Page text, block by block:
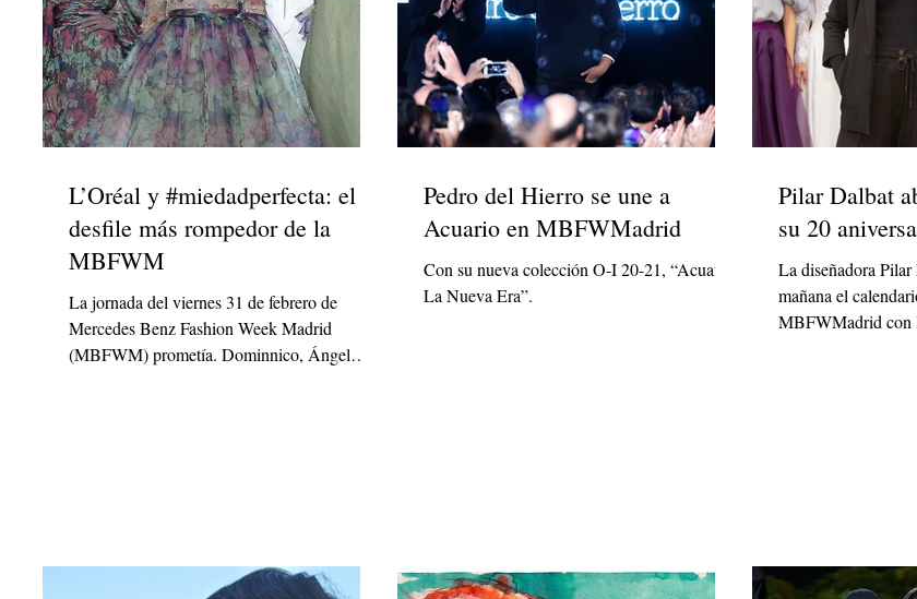
L’Oréal y #miedadperfecta: el
desfile más rompedor de la
MBFWM
La jornada del viernes 31 de febrero de
Mercedes Benz Fashion Week Madrid
(MBFWM) prometía. Dominnico, Ángel
Pedro del Hierro se une a
Acuario en MBFWMadrid
Con su nueva colección O-I 20-21, “Acuario,
La Nueva Era”.
Pilar Dalbat
su 20
La diseñadora Pilar
mañana el
MBFWMadrid con